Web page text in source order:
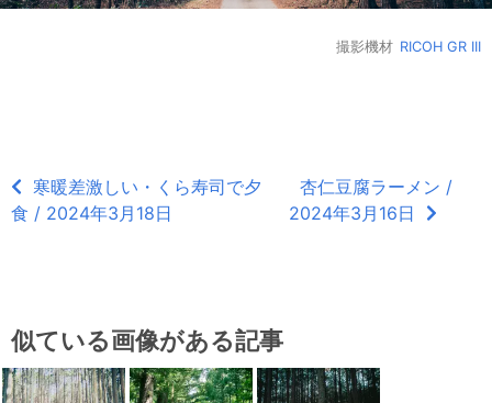
撮影機材 RICOH GR III
寒暖差激しい・くら寿司で夕
食 / 2024年3月18日
杏仁豆腐ラーメン /
2024年3月16日
似ている画像がある記事